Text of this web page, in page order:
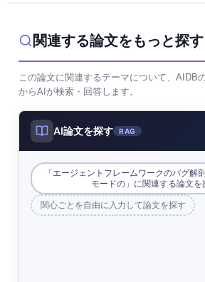
関連する論文をもっと探す
この論文に関連するテーマについて、AIDB
からAIが検索・回答します。
AI論文を探す RAG
「エージェントフレームワークのバグ解
モードの」に関連する論文を
関心ごとを自由に入力して論文を探す